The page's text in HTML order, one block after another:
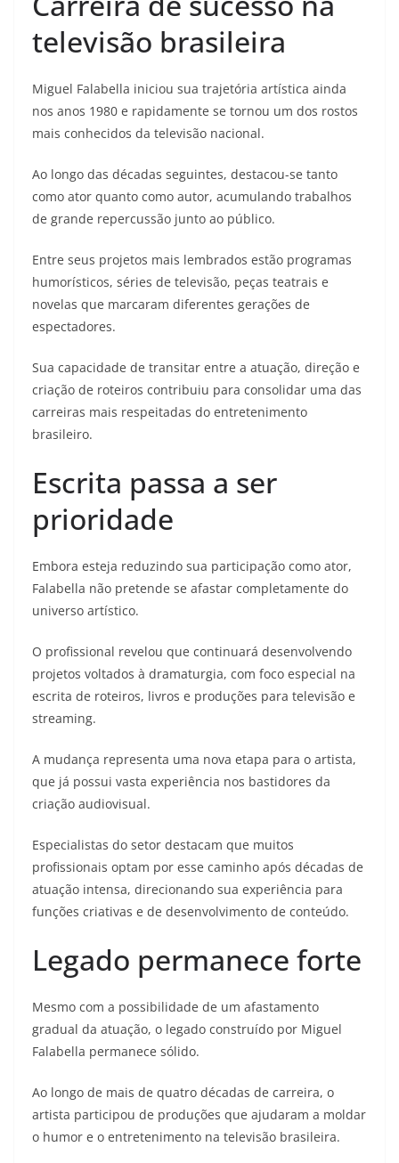
televisão brasileira
Miguel Falabella iniciou sua trajetória artística ainda
nos anos 1980 e rapidamente se tornou um dos rostos
mais conhecidos da televisão nacional.
Ao longo das décadas seguintes, destacou-se tanto
como ator quanto como autor, acumulando trabalhos
de grande repercussão junto ao público.
Entre seus projetos mais lembrados estão programas
humorísticos, séries de televisão, peças teatrais e
novelas que marcaram diferentes gerações de
espectadores.
Sua capacidade de transitar entre a atuação, direção e
criação de roteiros contribuiu para consolidar uma das
carreiras mais respeitadas do entretenimento
brasileiro.
Escrita passa a ser
prioridade
Embora esteja reduzindo sua participação como ator,
Falabella não pretende se afastar completamente do
universo artístico.
O profissional revelou que continuará desenvolvendo
projetos voltados à dramaturgia, com foco especial na
escrita de roteiros, livros e produções para televisão e
streaming.
A mudança representa uma nova etapa para o artista,
que já possui vasta experiência nos bastidores da
criação audiovisual.
Especialistas do setor destacam que muitos
profissionais optam por esse caminho após décadas de
atuação intensa, direcionando sua experiência para
funções criativas e de desenvolvimento de conteúdo.
Legado permanece forte
Mesmo com a possibilidade de um afastamento
gradual da atuação, o legado construído por Miguel
Falabella permanece sólido.
Ao longo de mais de quatro décadas de carreira, o
artista participou de produções que ajudaram a moldar
o humor e o entretenimento na televisão brasileira.